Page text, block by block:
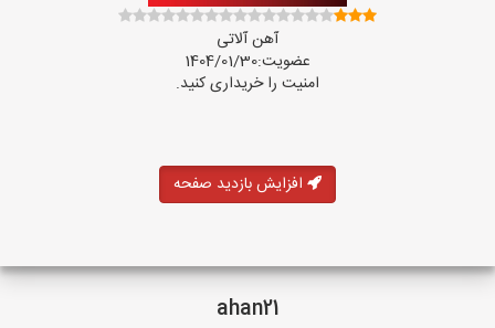
آهن آلاتی
عضویت:1404/01/30
امنیت را خریداری کنید.
افزایش بازدید صفحه
ahan21